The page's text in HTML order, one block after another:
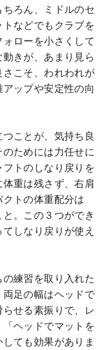
ろん、ミドルのセ
などでもクラブを
ローを小さくして
きが、あまり見ら
こそ、われわれが
ップや安定性の向
ことが、気持ち良
ためには力任せに
トのしなり戻りを
重は残さず、右肩
トの体重配分は
。この３つができ
しなり戻りが使え
練習を取り入れた
足の幅はヘッドで
せる素振りで、レ
ヘッドでマットを
ても効果がありま